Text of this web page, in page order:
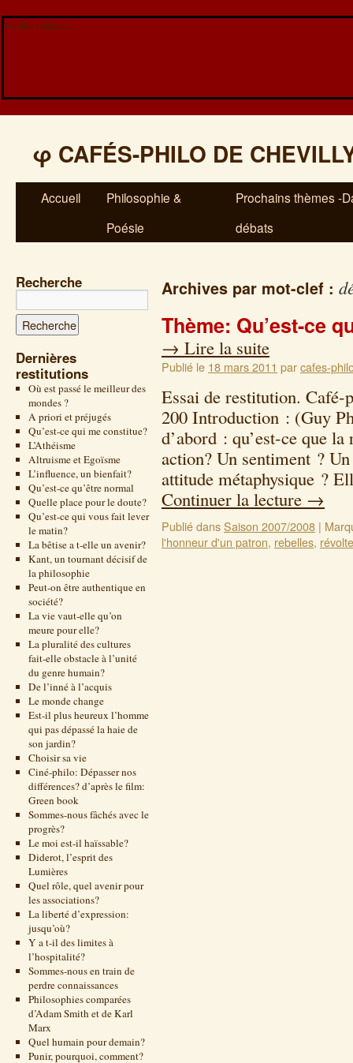
Veuillez patienter...
φ CAFÉS-PHILO DE
Accueil
Philosophie &
Poésie
Prochains thèmes -
débats
Recherche
Dernières
restitutions
Où est passé le meilleur des
mondes ?
A priori et préjugés
Qu’est-ce qui me constitue?
L’Athéisme
Altruisme et Egoïsme
L’influence, un bienfait?
Qu’est-ce qu’être normal
Quelle place pour le doute?
Qu’est-ce qui vous fait lever
le matin?
La bêtise a t-elle un avenir?
Kant, un tournant décisif de
la philosophie
Peut-on être authentique en
société?
La vie vaut-elle qu’on
meure pour elle?
La pluralité des cultures
fait-elle obstacle à l’unité
du genre humain?
De l’inné à l’acquis
Le monde change
Est-il plus heureux l’homme
qui pas dépassé la haie de
son jardin?
Choisir sa vie
Ciné-philo: Dépasser nos
différences? d’après le film:
Green book
Sommes-nous fâchés avec le
progrès?
Le moi est-il haïssable?
Diderot, l’esprit des
Lumières
Quel rôle, quel avenir pour
les associations?
La liberté d’expression:
jusqu’où?
Y a t-il des limites à
l’hospitalité?
Sommes-nous en train de
perdre connaissances
Philosophies comparées
d’Adam Smith et de Karl
Marx
Quel humain pour demain?
Punir, pourquoi, comment?
Archives par mot-clef :
Thème: Qu’est-ce
→ Lire la suite
Publié le 18 mars 2011 parcafes-
Essai de restitution. Café-
200 Introduction : (Guy
d’abord : qu’est-ce que
action? Un sentiment ?
attitude métaphysique ?
Continuer la lecture →
Publié dansSaison 2007/2008 |
l'honneur d'un patron, rebelles, révolte